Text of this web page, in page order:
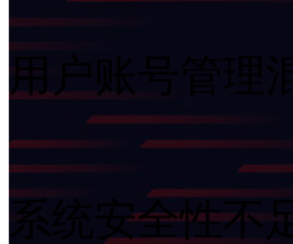
用户账号管理
系统安全性不